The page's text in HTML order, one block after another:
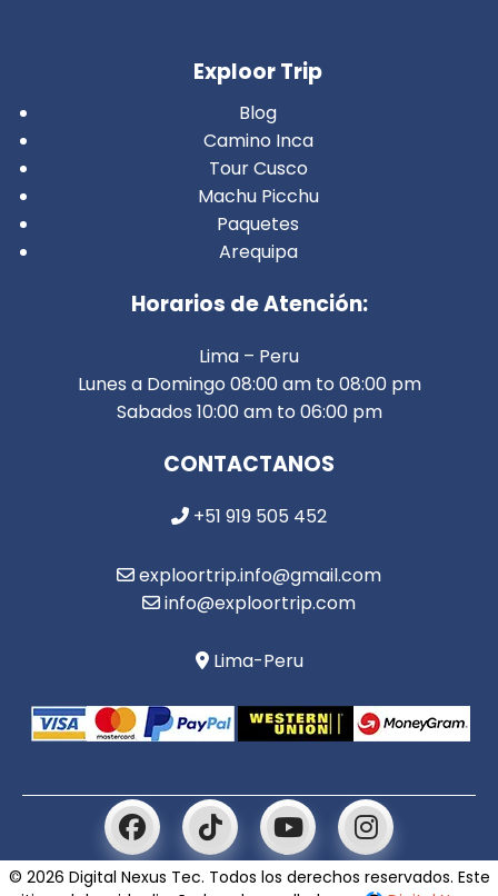
Exploor Trip
Blog
Camino Inca
Tour Cusco
Machu Picchu
Paquetes
Arequipa
Horarios de Atención:
Lima – Peru
Lunes a Domingo 08:00 am to 08:00 pm
Sabados 10:00 am to 06:00 pm
CONTACTANOS
+51 919 505 452
exploortrip.info@gmail.com
info@exploortrip.com
Lima-Peru
© 2026 Digital Nexus Tec. Todos los derechos reservados. Este